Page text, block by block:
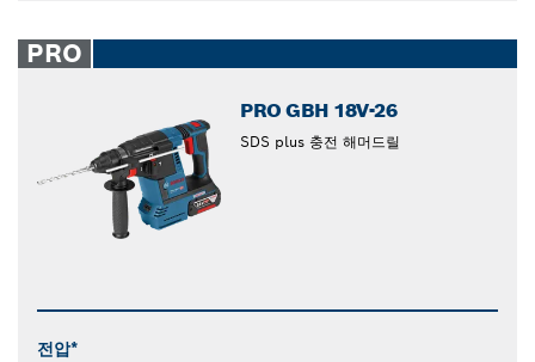
PRO
PRO GBH 18V-26
SDS plus 충전 해머드릴
전압*